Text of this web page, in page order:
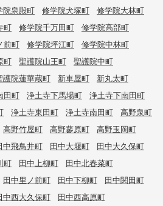
院泉殿町 修学院犬塚町
修学院大林町
町 修学院千万田町
修学院高部町
前町 修学院坪江町
修学院中林町
町 聖護院山王町
聖護院中町
護院蓮華蔵町 新車屋町
新丸太町
田町 浄土寺下馬場町
浄土寺下南田町
浄土寺東田町 浄土寺南田町
高野泉町
高野竹屋町 高野蓼原町
高野玉岡町
中飛鳥井町 田中大堰町
田中大久保町
町 田中上柳町
田中北春菜町
田中里ノ前町 田中下柳町
田中関田町
中西大久保町
田中西高原町